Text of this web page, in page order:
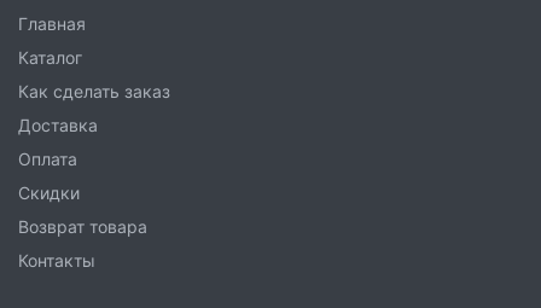
Главная
Каталог
Как сделать заказ
Доставка
Оплата
Скидки
Возврат товара
Контакты